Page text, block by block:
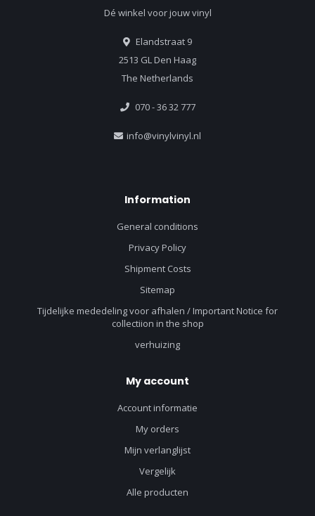
Dé winkel voor jouw vinyl
Elandstraat 9
2513 GL Den Haag
The Netherlands
070 - 36 32 777
info@vinylvinyl.nl
Information
General conditions
Privacy Policy
Shipment Costs
Sitemap
Tijdelijke mededeling voor afhalen / Important Notice for
collectiion in the shop
verhuizing
My account
Account informatie
My orders
Mijn verlanglijst
Vergelijk
Alle producten